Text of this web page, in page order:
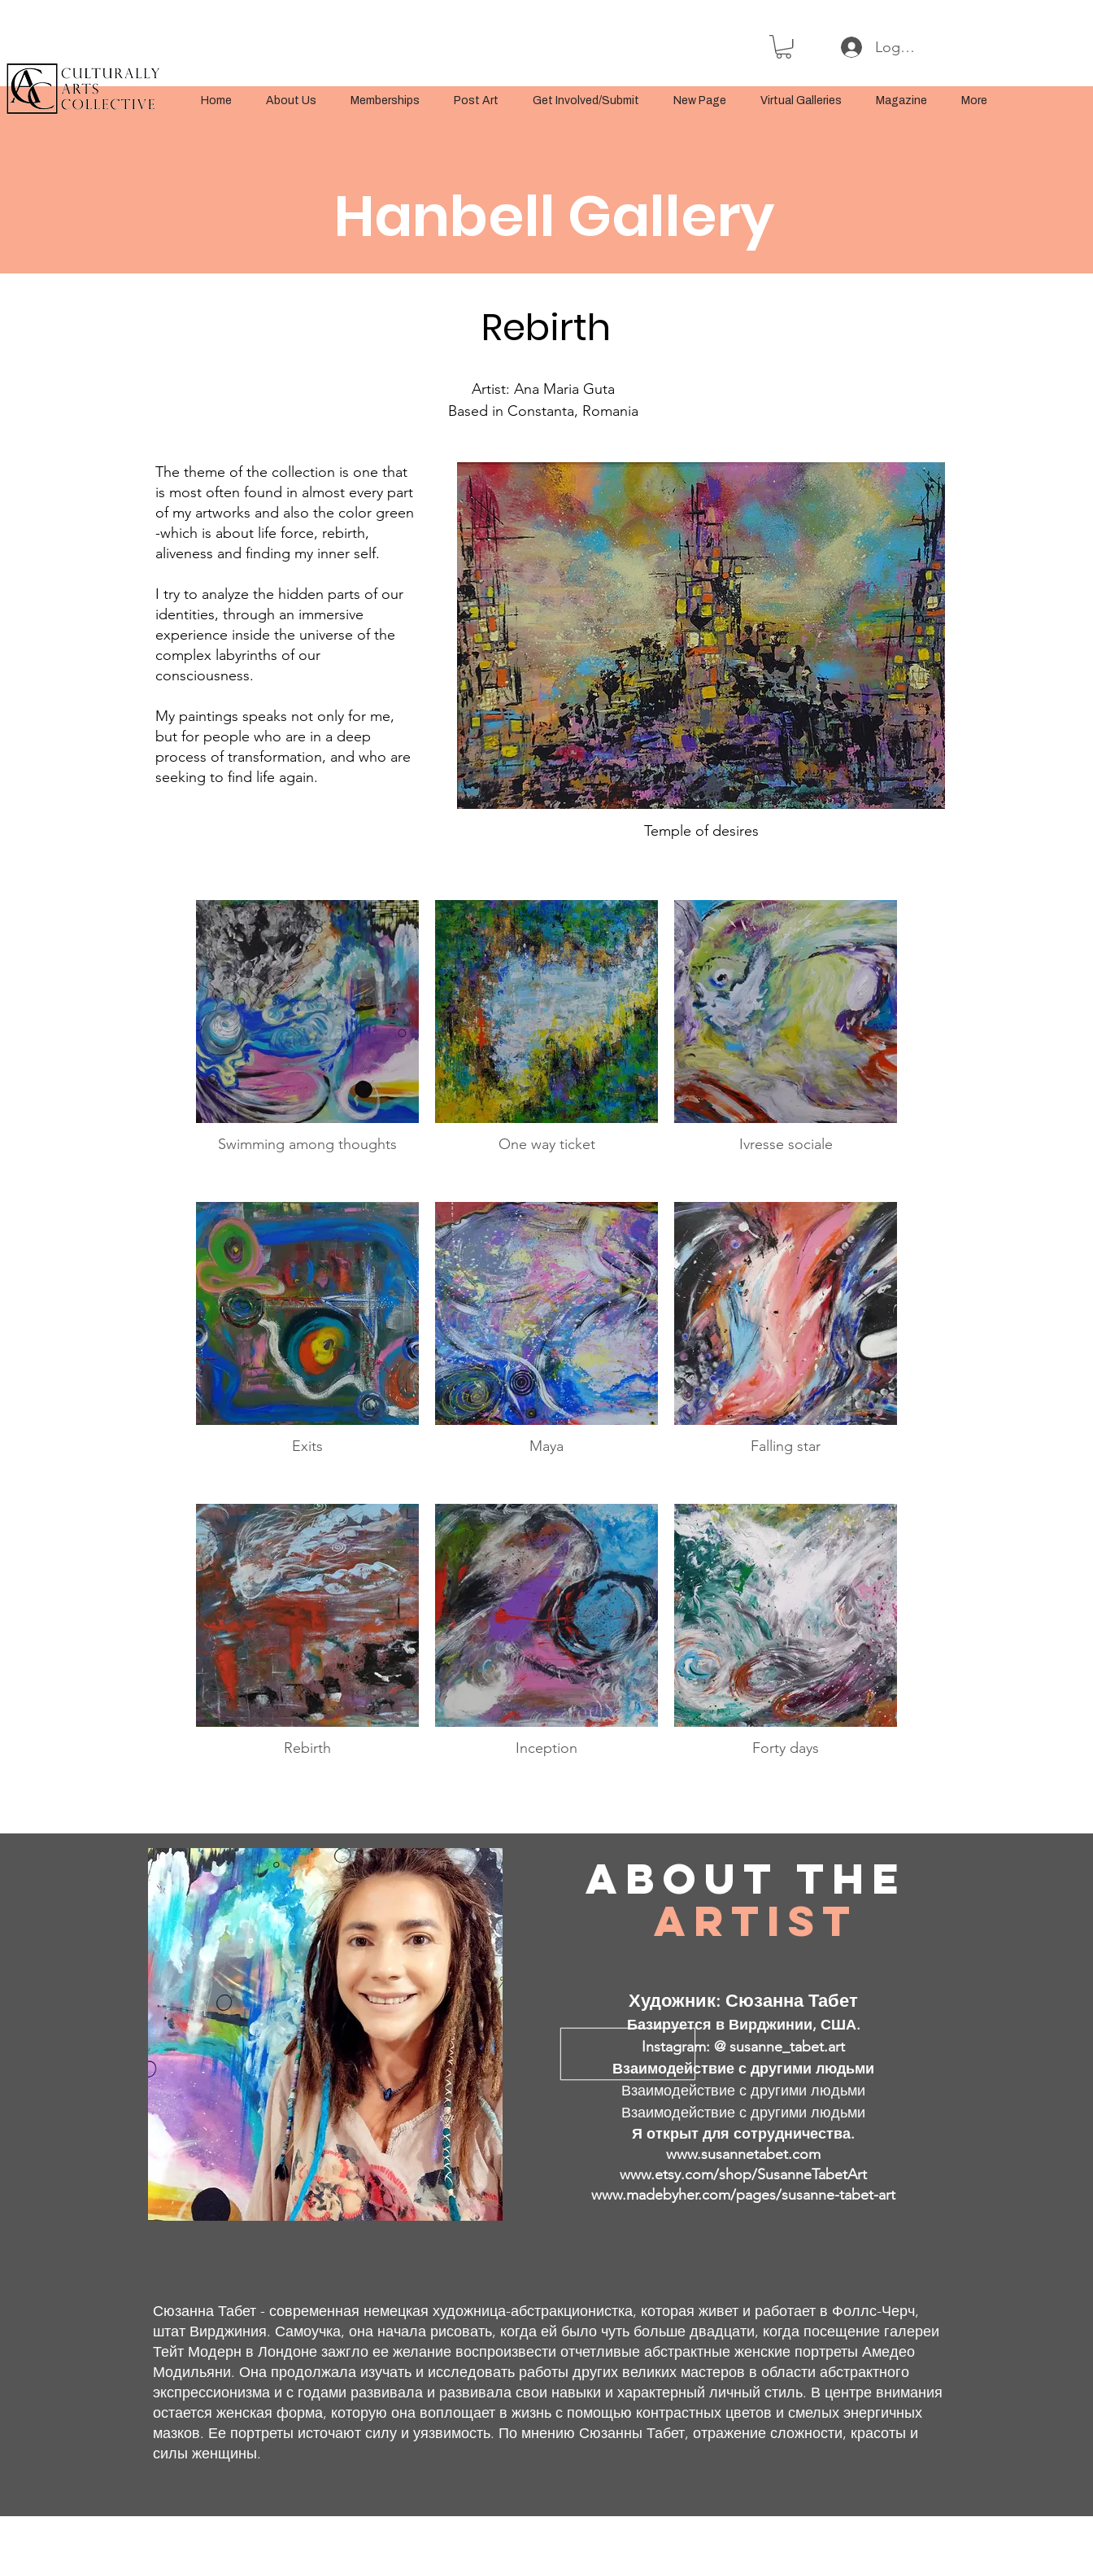
Log In or Sign Up
Home About Us Memberships Post Art Get Involved/Submit New Page Virtual Galleries Magazine More
Hanbell Gallery
Rebirth
Artist: Ana Maria Guta
Based in Constanta, Romania
The theme of the collection is one that
is most often found in almost every part
of my artworks and also the color green
-which is about life force, rebirth,
aliveness and finding my inner self.
I try to analyze the hidden parts of our
identities, through an immersive
experience inside the universe of the
complex labyrinths of our
consciousness.
My paintings speaks not only for me,
but for people who are in a deep
process of transformation, and who are
seeking to find life again.
Temple of desires
Swimming among thoughts One way ticket Ivresse sociale
Exits Maya Falling star
Rebirth Inception Forty days
About the
Artist
Художник: Сюзанна Табет
Базируется в Вирджинии, США.
Instagram: @ susanne_tabet.art
Взаимодействие с другими людьми
Взаимодействие с другими людьми
Взаимодействие с другими людьми
Я открыт для сотрудничества.
www.susannetabet.com
www.etsy.com/shop/SusanneTabetArt
www.madebyher.com/pages/susanne-tabet-art
Сюзанна Табет - современная немецкая художница-абстракционистка, которая живет и работает в Фоллс-Черч,
штат Вирджиния. Самоучка, она начала рисовать, когда ей было чуть больше двадцати, когда посещение галереи
Тейт Модерн в Лондоне зажгло ее желание воспроизвести отчетливые абстрактные женские портреты Амедео
Модильяни. Она продолжала изучать и исследовать работы других великих мастеров в области абстрактного
экспрессионизма и с годами развивала и развивала свои навыки и характерный личный стиль. В центре внимания
остается женская форма, которую она воплощает в жизнь с помощью контрастных цветов и смелых энергичных
мазков. Ее портреты источают силу и уязвимость. По мнению Сюзанны Табет, отражение сложности, красоты и
силы женщины.